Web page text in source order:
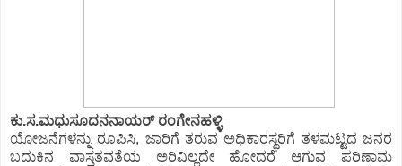
ಕು.ಸ.ಮಧುಸೂದನನಾಯರ್ ರಂಗೇನಹಳ್ಳಿ
ಯೋಜನೆಗಳನ್ನು ರೂಪಿಸಿ, ಜಾರಿಗೆ ತರುವ ಅಧಿಕಾರಸ್ಥರಿಗೆ ತಳಮಟ್ಟದ ಜನರ
ಬದುಕಿನ ವಾಸ್ತತವತೆಯ ಅರಿವಿಲ್ಲದೇ ಹೋದರೆ ಆಗುವ ಪರಿಣಾಮ